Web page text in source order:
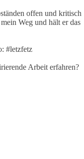
offen und kritisch
Weg und hält er das
#letzfetz
Arbeit erfahren?